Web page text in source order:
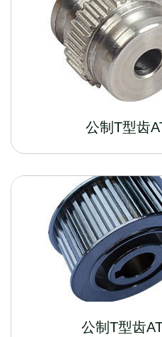
公制T型齿
公制T型齿